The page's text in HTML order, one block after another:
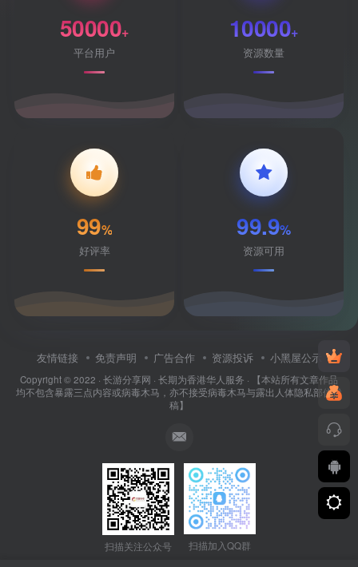
50000+
平台用户
10000+
资源数量
99%
好评率
99.9%
资源可用
友情链接 免责声明 广告合作 资源投诉 小黑屋公示
Copyright © 2022 · 长游分享网 · 长期为香港华人服务 · 【本站所有文章作品
均不包含暴露三点内容或病毒木马，亦不接受病毒木马与露出人体隐私部位投
稿】
扫描关注公众号 扫描加入QQ群